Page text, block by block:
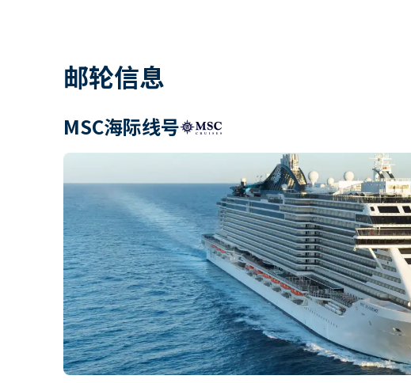
邮轮信息
MSC海际线号